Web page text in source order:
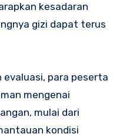
kesadaran
gizi dapat terus
evaluasi, para peserta
mengenai
mulai dari
kondisi